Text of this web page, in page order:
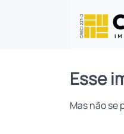
Esse
Mas não se